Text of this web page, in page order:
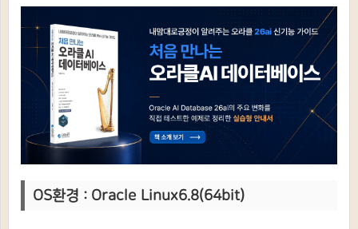
OS환경 : Oracle Linux6.8(64bit)